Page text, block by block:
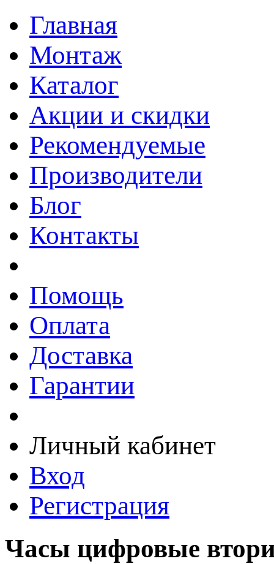
Главная
Монтаж
Каталог
Акции и скидки
Рекомендуемые
Производители
Блог
Контакты
Помощь
Оплата
Доставка
Гарантии
Личный кабинет
Вход
Регистрация
Часы цифровые